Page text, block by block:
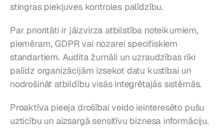
stingras piekļuves kontroles palīdzību.
Par prioritāti ir jāizvirza atbilstība noteikumiem,
piemēram, GDPR vai nozarei specifiskiem
standartiem. Audita žurnāli un uzraudzības rīki
palīdz organizācijām izsekot datu kustībai un
nodrošināt atbildību visās integrētajās sistēmās.
Proaktīva pieeja drošībai veido ieinteresēto pušu
uzticību un aizsargā sensitīvu biznesa informāciju.